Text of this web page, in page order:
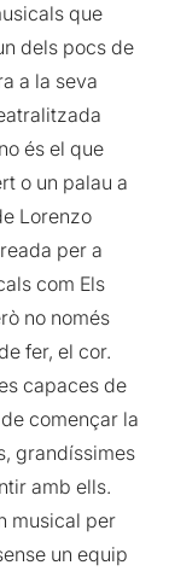
que
dels pocs de
a la seva
és el que
o un palau a
Lorenzo
per a
com Els
no només
fer, el cor.
capaces de
començar la
grandíssimes
amb ells.
musical per
un equip